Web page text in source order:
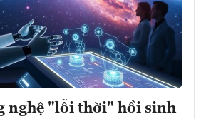
nghệ "lỗi thời" hồi sinh